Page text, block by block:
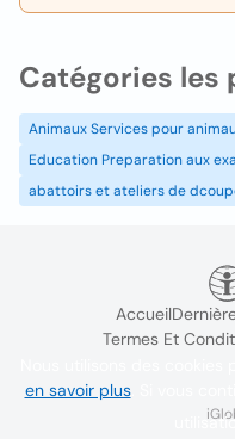
Catégories les
Animaux Services pour
Education Preparation aux
abattoirs et ateliers de
Accueil
Termes Et
en savoir plus. Si vous